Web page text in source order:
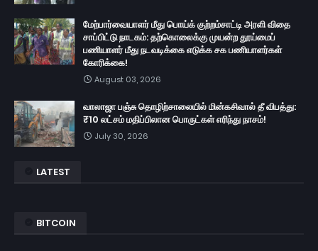
மேற்பார்வையாளர் மீது பொய்க் குற்றம்சாட்டி அரளி விதை
சாப்பிட்டு நாடகம்: தற்கொலைக்கு முயன்ற தூய்மைப்
பணியாளர் மீது நடவடிக்கை எடுக்க சக பணியாளர்கள்
கோரிக்கை!
August 03, 2026
வாலாஜா பஞ்சு தொழிற்சாலையில் மின்கசிவால் தீ விபத்து:
₹10 லட்சம் மதிப்பிலான பொருட்கள் எரிந்து நாசம்!
July 30, 2026
LATEST
BITCOIN